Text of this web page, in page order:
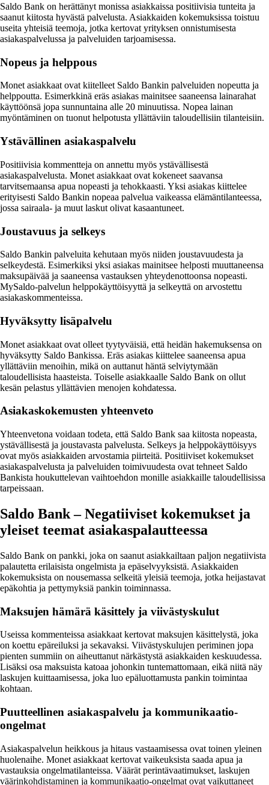
Saldo Bank on herättänyt monissa asiakkaissa positiivisia tunteita ja
saanut kiitosta hyvästä palvelusta. Asiakkaiden kokemuksissa toistuu
useita yhteisiä teemoja, jotka kertovat yrityksen onnistumisesta
asiakaspalvelussa ja palveluiden tarjoamisessa.
Nopeus ja helppous
Monet asiakkaat ovat kiitelleet Saldo Bankin palveluiden nopeutta ja
helppoutta. Esimerkkinä eräs asiakas mainitsee saaneensa lainarahat
käyttöönsä jopa sunnuntaina alle 20 minuutissa. Nopea lainan
myöntäminen on tuonut helpotusta yllättäviin taloudellisiin tilanteisiin.
Ystävällinen asiakaspalvelu
Positiivisia kommentteja on annettu myös ystävällisestä
asiakaspalvelusta. Monet asiakkaat ovat kokeneet saavansa
tarvitsemaansa apua nopeasti ja tehokkaasti. Yksi asiakas kiittelee
erityisesti Saldo Bankin nopeaa palvelua vaikeassa elämäntilanteessa,
jossa sairaala- ja muut laskut olivat kasaantuneet.
Joustavuus ja selkeys
Saldo Bankin palveluita kehutaan myös niiden joustavuudesta ja
selkeydestä. Esimerkiksi yksi asiakas mainitsee helposti muuttaneensa
maksupäivää ja saaneensa vastauksen yhteydenottoonsa nopeasti.
MySaldo-palvelun helppokäyttöisyyttä ja selkeyttä on arvostettu
asiakaskommenteissa.
Hyväksytty lisäpalvelu
Monet asiakkaat ovat olleet tyytyväisiä, että heidän hakemuksensa on
hyväksytty Saldo Bankissa. Eräs asiakas kiittelee saaneensa apua
yllättäviin menoihin, mikä on auttanut häntä selviytymään
taloudellisista haasteista. Toiselle asiakkaalle Saldo Bank on ollut
kesän pelastus yllättävien menojen kohdatessa.
Asiakaskokemusten yhteenveto
Yhteenvetona voidaan todeta, että Saldo Bank saa kiitosta nopeasta,
ystävällisestä ja joustavasta palvelusta. Selkeys ja helppokäyttöisyys
ovat myös asiakkaiden arvostamia piirteitä. Positiiviset kokemukset
asiakaspalvelusta ja palveluiden toimivuudesta ovat tehneet Saldo
Bankista houkuttelevan vaihtoehdon monille asiakkaille taloudellisissa
tarpeissaan.
Saldo Bank – Negatiiviset kokemukset ja
yleiset teemat asiakaspalautteessa
Saldo Bank on pankki, joka on saanut asiakkailtaan paljon negatiivista
palautetta erilaisista ongelmista ja epäselvyyksistä. Asiakkaiden
kokemuksista on nousemassa selkeitä yleisiä teemoja, jotka heijastavat
epäkohtia ja pettymyksiä pankin toiminnassa.
Maksujen hämärä käsittely ja viivästyskulut
Useissa kommenteissa asiakkaat kertovat maksujen käsittelystä, joka
on koettu epäreiluksi ja sekavaksi. Viivästyskulujen periminen jopa
pienten summiin on aiheuttanut närkästystä asiakkaiden keskuudessa.
Lisäksi osa maksuista katoaa johonkin tuntemattomaan, eikä niitä näy
laskujen kuittaamisessa, joka luo epäluottamusta pankin toimintaa
kohtaan.
Puutteellinen asiakaspalvelu ja kommunikaatio-
ongelmat
Asiakaspalvelun heikkous ja hitaus vastaamisessa ovat toinen yleinen
huolenaihe. Monet asiakkaat kertovat vaikeuksista saada apua ja
vastauksia ongelmatilanteissa. Väärät perintävaatimukset, laskujen
väärinkohdistaminen ja kommunikaatio-ongelmat ovat vaikuttaneet